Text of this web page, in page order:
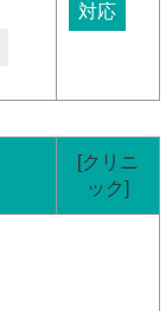
対応
[クリニ
ック]